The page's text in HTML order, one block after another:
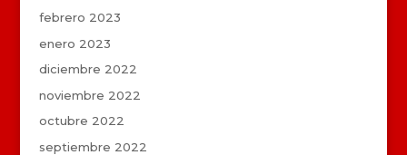
febrero 2023
enero 2023
diciembre 2022
noviembre 2022
octubre 2022
septiembre 2022